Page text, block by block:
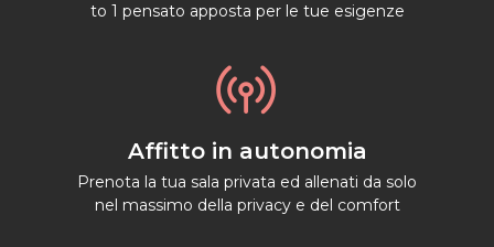
to 1 pensato apposta per le tue esigenze

Affitto in autonomia
Prenota la tua sala privata ed allenati da solo
nel massimo della privacy e del comfort